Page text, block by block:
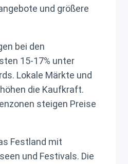
und größere
bei den
15-17% unter
Lokale Märkte und
die Kaufkraft.
steigen Preise
Festland mit
und Festivals. Die